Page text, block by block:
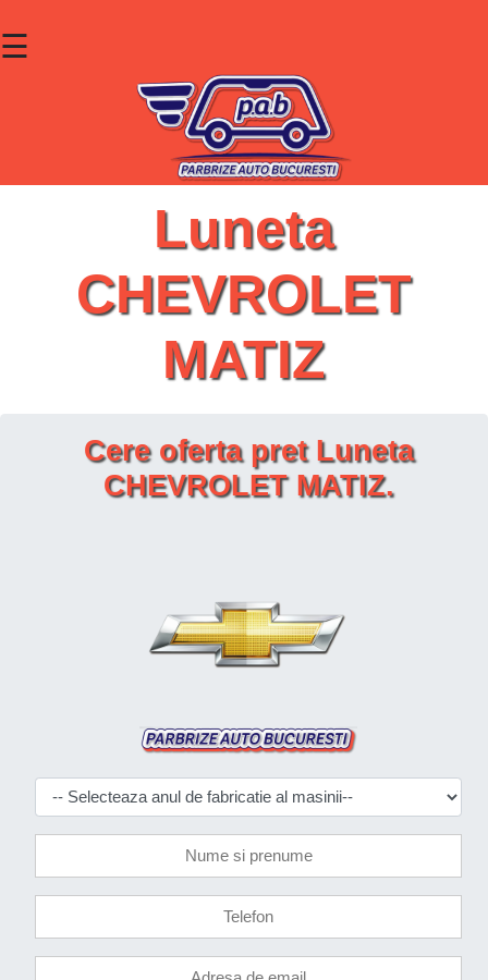
☰
Lunete
Geamuri
Contact
Luneta
CHEVROLET
MATIZ
Cere oferta pret Luneta
CHEVROLET MATIZ.